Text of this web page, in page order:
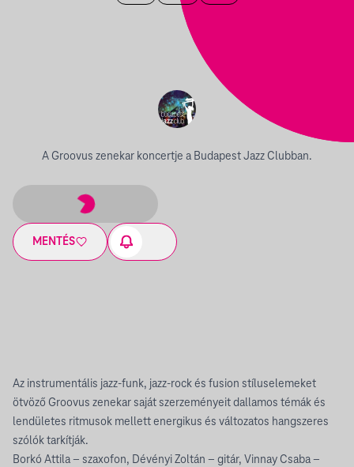
A Groovus zenekar koncertje a Budapest Jazz Clubban.
MENTÉS
Az instrumentális jazz-funk, jazz-rock és fusion stíluselemeket
ötvöző Groovus zenekar saját szerzeményeit dallamos témák és
lendületes ritmusok mellett energikus és változatos hangszeres
szólók tarkítják.
Borkó Attila – szaxofon, Dévényi Zoltán – gitár, Vinnay Csaba –